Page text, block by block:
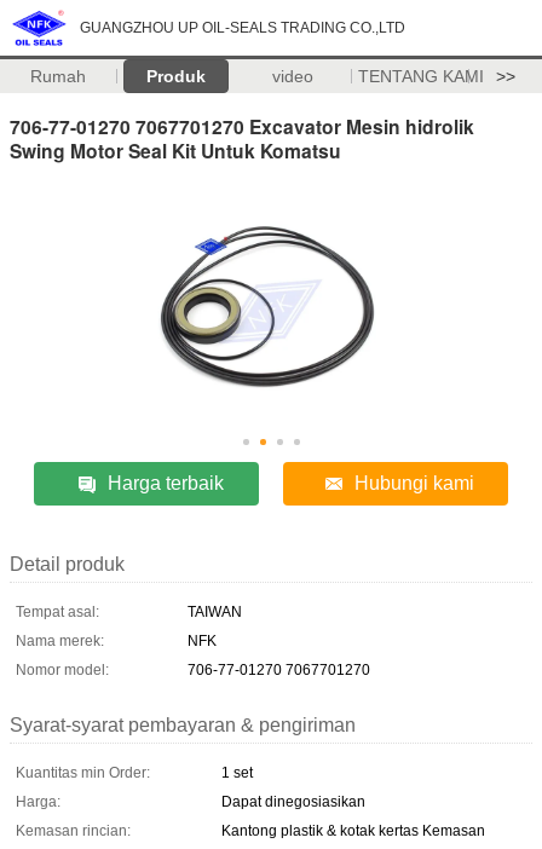
GUANGZHOU UP OIL-SEALS TRADING CO.,LTD
Rumah Produk video TENTANG KAMI >>
706-77-01270 7067701270 Excavator Mesin hidrolik
Swing Motor Seal Kit Untuk Komatsu
Harga terbaik Hubungi kami
Detail produk
Tempat asal:
TAIWAN
Nama merek:
NFK
Nomor model:
706-77-01270 7067701270
Syarat-syarat pembayaran & pengiriman
Kuantitas min Order:
1 set
Harga:
Dapat dinegosiasikan
Kemasan rincian:
Kantong plastik & kotak kertas Kemasan